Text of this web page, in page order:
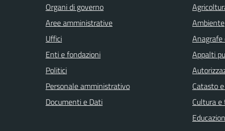
Organi di governo
Aree amministrative
Uffici
Enti e fondazioni
Politici
Personale amministrativo
Documenti e Dati
Ambiente
Appalti
Catasto
Cultura